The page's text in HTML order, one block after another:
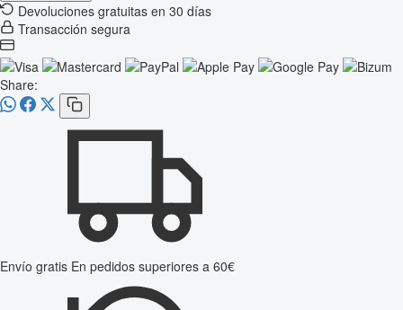
Devoluciones gratuitas en 30 días
Transacción segura
Share:
Envío gratis En pedidos superiores a 60€